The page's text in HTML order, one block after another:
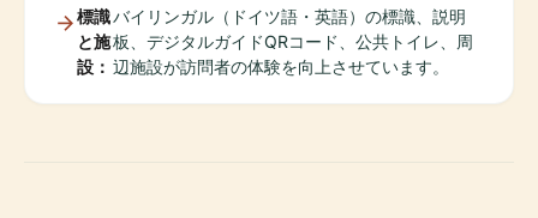
標識
と施
設：
バイリンガル（ドイツ語・英語）の標識、説明
板、デジタルガイドQRコード、公共トイレ、周
辺施設が訪問者の体験を向上させています。